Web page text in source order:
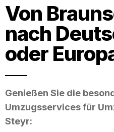
Von
nach
oder
Genießen Sie die
Umzugsservices für
Steyr: